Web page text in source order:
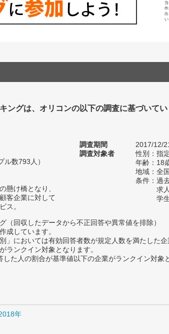
作
出
い
ングは、オリコンの以下の調査に基づいてい
ル数793人）
懸け橋となり、
客企業に対して
ス。
調査期間
2017/12/
調査対象者
性別：指
年齢：18
地域：全国
条件：過
求
学
回収したデータから不正回答や異常値を排除）
成しています。
においては有効回答者数が規定人数を満たした
ランクイン対象となります。
た人の割合が基準値以下の企業がランクイン対象
年